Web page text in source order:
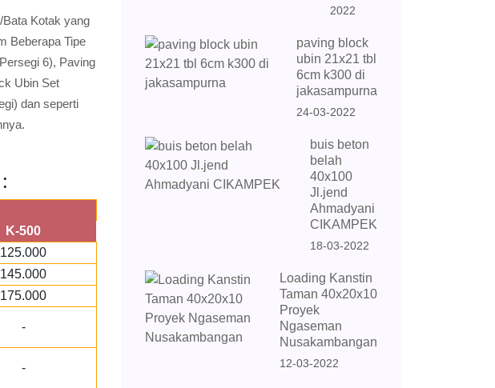
Kotak yang
Beberapa Tipe
6), Paving
Ubin Set
dan seperti
K-500
125.000
145.000
175.000
-
-
2022
paving block
ubin 21x21 tbl
6cm k300 di
jakasampurna
24-03-2022
buis beton
belah
40x100
Jl.jend
Ahmadyani
CIKAMPEK
18-03-2022
Loading Kanstin
Taman 40x20x10
Proyek
Ngaseman
Nusakambangan
12-03-2022